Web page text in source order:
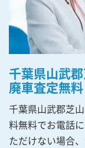
千葉県山武
廃車査定無料
千葉県山武郡芝
料無料でお電話
ただけない場合